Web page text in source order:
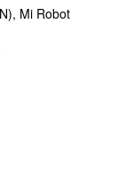
Mi Robot